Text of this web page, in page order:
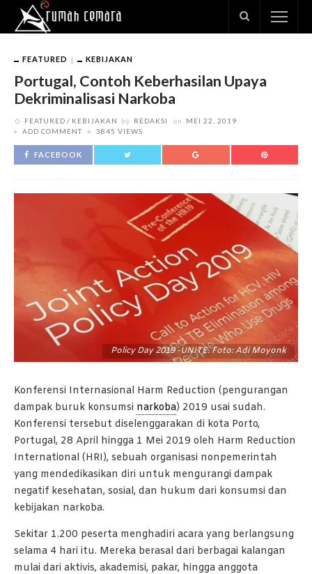
FEATURED KEBIJAKAN
Portugal, Contoh Keberhasilan Upaya
Dekriminalisasi Narkoba
FEATURED KEBIJAKAN by REDAKSI on
MEI 22, 2019
ADD COMMENT
3845 VIEWS
FACEBOOK
Policy Day 2019 -UNITE. Foto: Adi Moyonk
Konferensi Internasional Harm Reduction (pengurangan
dampak buruk konsumsi narkoba) 2019 usai sudah.
Konferensi tersebut diselenggarakan di kota Porto,
Portugal, 28 April hingga 1 Mei 2019 oleh Harm Reduction
International (HRI), sebuah organisasi nonpemerintah
yang mendedikasikan diri untuk mengurangi dampak
negatif kesehatan, sosial, dan hukum dari konsumsi dan
kebijakan narkoba.
Sekitar 1.200 peserta menghadiri acara yang berlangsung
selama 4 hari itu. Mereka berasal dari berbagai kalangan
mulai dari aktivis, akademisi, pakar, hingga anggota